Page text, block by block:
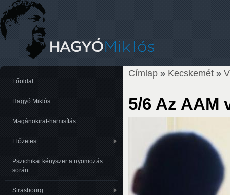
Címlap » Kecskemét »
5/6 Az AAM
Főoldal
Hagyó Miklós
Magánokirat-hamisítás
Előzetes
Pszichikai kényszer a nyomozás
során
Strasbourg